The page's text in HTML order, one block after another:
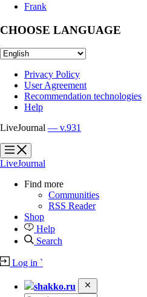
Frank
CHOOSE LANGUAGE
Privacy Policy
User Agreement
Recommendation technologies
Help
LiveJournal — v.931
?
?
LiveJournal
Find more
Communities
RSS Reader
Shop
Help
Search
Log in `
shakko.ru